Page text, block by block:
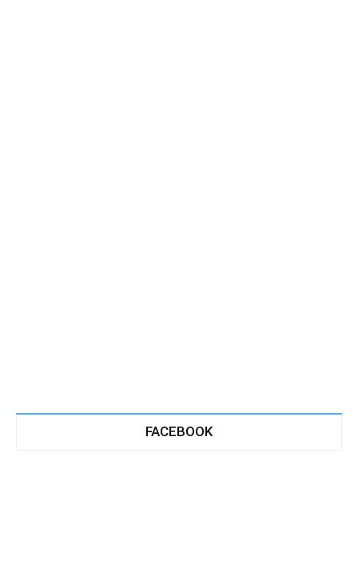
FACEBOOK